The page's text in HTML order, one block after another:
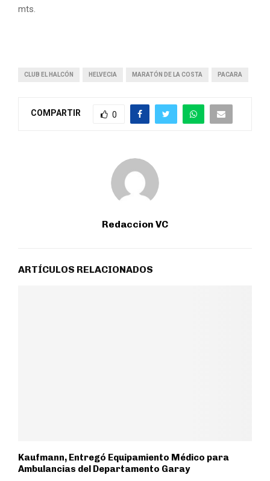
mts.
CLUB EL HALCÓN HELVECIA MARATÓN DE LA COSTA PACARA
COMPARTIR 0
Redaccion VC
ARTÍCULOS RELACIONADOS
Kaufmann, Entregó Equipamiento Médico para
Ambulancias del Departamento Garay